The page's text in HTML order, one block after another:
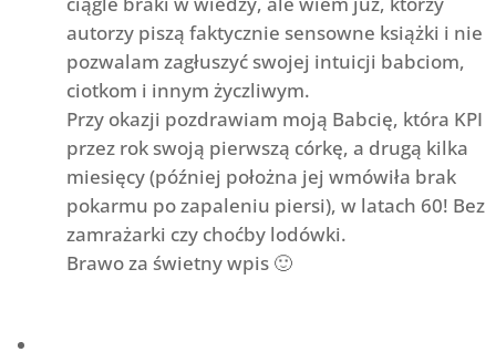
autorzy piszą faktycznie sensowne książki i nie
pozwalam zagłuszyć swojej intuicji babciom,
ciotkom i innym życzliwym.
Przy okazji pozdrawiam moją Babcię, która KPI
przez rok swoją pierwszą córkę, a drugą kilka
miesięcy (później położna jej wmówiła brak
pokarmu po zapaleniu piersi), w latach 60! Bez
zamrażarki czy choćby lodówki.
Brawo za świetny wpis 🙂